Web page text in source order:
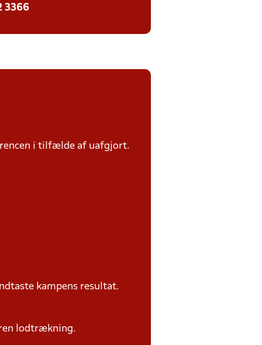
3366
i tilfælde af uafgjort.
kampens resultat.
ren lodtrækning.